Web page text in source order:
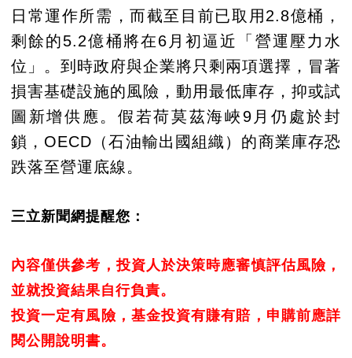
日常運作所需，而截至目前已取用2.8億桶，
剩餘的5.2億桶將在6月初逼近「營運壓力水
位」。到時政府與企業將只剩兩項選擇，冒著
損害基礎設施的風險，動用最低庫存，抑或試
圖新增供應。假若荷莫茲海峽9月仍處於封
鎖，OECD（石油輸出國組織）的商業庫存恐
跌落至營運底線。
三立新聞網提醒您：
內容僅供參考，投資人於決策時應審慎評估風險，
並就投資結果自行負責。
投資一定有風險，基金投資有賺有賠，申購前應詳
閱公開說明書。